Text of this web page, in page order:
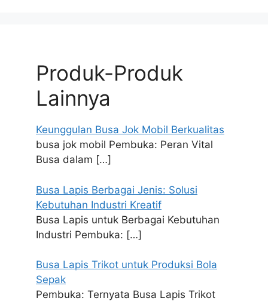
Produk-Produk
Lainnya
Keunggulan Busa Jok Mobil Berkualitas
busa jok mobil Pembuka: Peran Vital
Busa dalam […]
Busa Lapis Berbagai Jenis: Solusi
Kebutuhan Industri Kreatif
Busa Lapis untuk Berbagai Kebutuhan
Industri Pembuka: […]
Busa Lapis Trikot untuk Produksi Bola
Sepak
Pembuka: Ternyata Busa Lapis Trikot